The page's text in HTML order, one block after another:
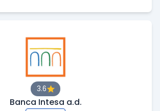
3.6
Banca Intesa a.d.